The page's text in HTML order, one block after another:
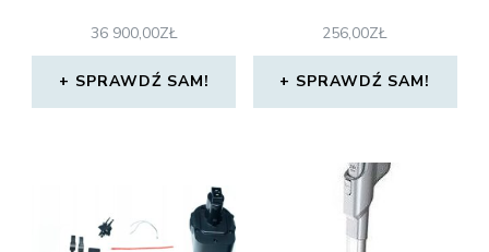
36 900,00ZŁ
SPRAWDŹ SAM!
256,00ZŁ
SPRAWDŹ SAM!